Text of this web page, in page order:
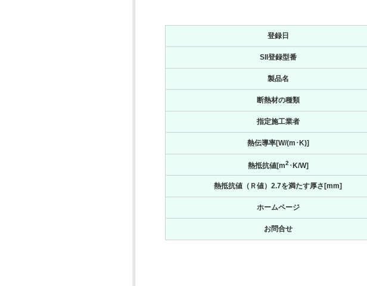
登録日
SII登録型番
製品名
断熱材の種類
指定施工業者
熱伝導率[W/(m･K)]
熱抵抗値[m2･K/W]
熱抵抗値（Ｒ値）2.7を満たす厚さ[mm]
ホームページ
お問合せ